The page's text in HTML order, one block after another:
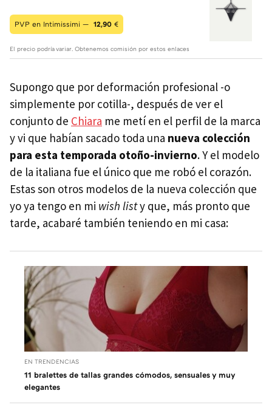
PVP en Intimissimi — 12,90 €
El precio podría variar. Obtenemos comisión por estos enlaces
Supongo que por deformación profesional -o
simplemente por cotilla-, después de ver el
conjunto de Chiara me metí en el perfil de la marca
y vi que habían sacado toda una nueva colección
para esta temporada otoño-invierno. Y el modelo
de la italiana fue el único que me robó el corazón.
Estas son otros modelos de la nueva colección que
yo ya tengo en mi wish listy que, más pronto que
tarde, acabaré también teniendo en mi casa:
EN TRENDENCIAS
11 bralettes de tallas grandes cómodos, sensuales y muy
elegantes